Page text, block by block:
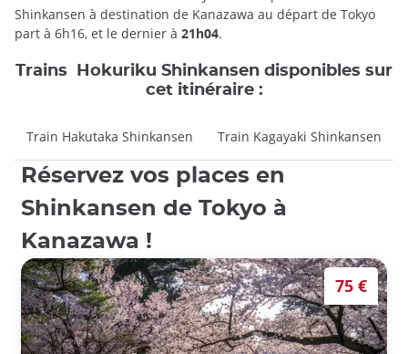
Shinkansen à destination de Kanazawa au départ de Tokyo
part à 6h16, et le dernier à 21h04.
Trains Hokuriku Shinkansen disponibles sur
cet itinéraire :
Train Hakutaka Shinkansen Train Kagayaki Shinkansen
Réservez vos places en
Shinkansen de Tokyo à
Kanazawa !
75 €